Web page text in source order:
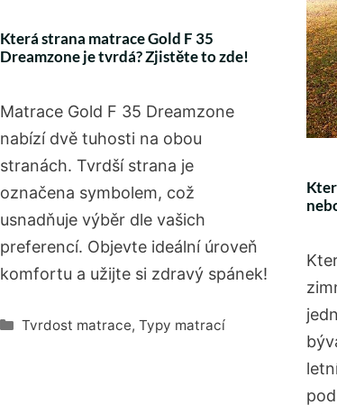
Která strana matrace Gold F 35
Dreamzone je tvrdá? Zjistěte to zde!
Matrace Gold F 35 Dreamzone
nabízí dvě tuhosti na obou
stranách. Tvrdší strana je
označena symbolem, což
usnadňuje výběr dle vašich
preferencí. Objevte ideální úroveň
komfortu a užijte si zdravý spánek!
Rubriky
Tvrdost matrace,Typy matrací